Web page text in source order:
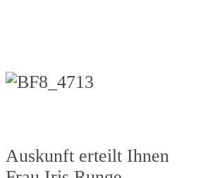
Auskunft erteilt Ihnen